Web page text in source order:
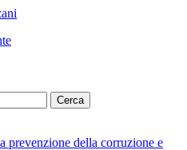
prevenzione della corruzione e